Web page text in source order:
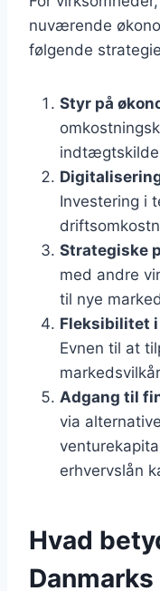
nuværende
følgende
Styr på
Investering i
Strategiske
med andre
til nye
Fleksibilitet
Evnen til at
Adgang til
via
erhvervslån
Hvad